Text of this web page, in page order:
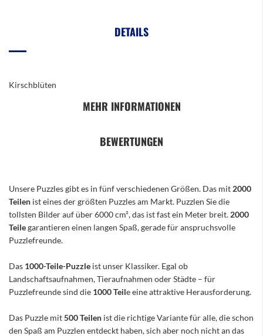
DETAILS
Kirschblüten
MEHR INFORMATIONEN
BEWERTUNGEN
Unsere Puzzles gibt es in fünf verschiedenen Größen. Das mit 2000
Teilen ist eines der größten Puzzles am Markt. Puzzlen Sie die
tollsten Bilder auf über 6000 cm², das ist fast ein Meter breit. 2000
Teilegarantieren einen langen Spaß, gerade für anspruchsvolle
Puzzlefreunde.
Das 1000-Teile-Puzzle ist unser Klassiker. Egal ob
Landschaftsaufnahmen, Tieraufnahmen oder Städte – für
Puzzlefreunde sind die 1000 Teile eine attraktive Herausforderung.
Das Puzzle mit500 Teilen ist die richtige Variante für alle, die schon
den Spaß am Puzzlen entdeckt haben, sich aber noch nicht an das